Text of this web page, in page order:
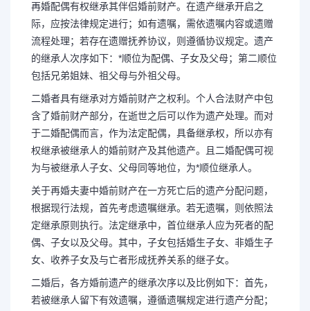
再婚配偶有权继承其伴侣婚前财产。在遗产继承开启之
际，应按法律规定进行；如有遗嘱，需依遗嘱内容或遗赠
流程处理；若存在遗赠抚养协议，则遵循协议规定。遗产
的继承人次序如下：*顺位为配偶、子女及父母；第二顺位
包括兄弟姐妹、祖父母与外祖父母。
二婚者具有继承对方婚前财产之权利。个人合法财产中包
含了婚前财产部分，在逝世之后可以作为遗产处理。而对
于二婚配偶而言，作为法定配偶，具备继承权，所以亦有
权继承被继承人的婚前财产及其他遗产。且二婚配偶可视
为与被继承人子女、父母同等地位，为*顺位继承人。
关于再婚夫妻中婚前财产在一方死亡后的遗产分配问题，
根据现行法规，首先考虑遗嘱继承。若无遗嘱，则依照法
定继承原则执行。法定继承中，首位继承人应为死者的配
偶、子女以及父母。其中，子女包括婚生子女、非婚生子
女、收养子女及与亡者形成抚养关系的继子女。
二婚后，各方婚前遗产的继承次序以及比例如下：首先，
若被继承人留下有效遗嘱，遵循遗嘱规定进行遗产分配；
二婚如何继承遗产给子
遗产给子女较
再婚配偶有权继承其伴侣婚前
际，应按法律规定进行；如有遗嘱
程处理；若存在遗赠抚养协议，则
承人次序如...